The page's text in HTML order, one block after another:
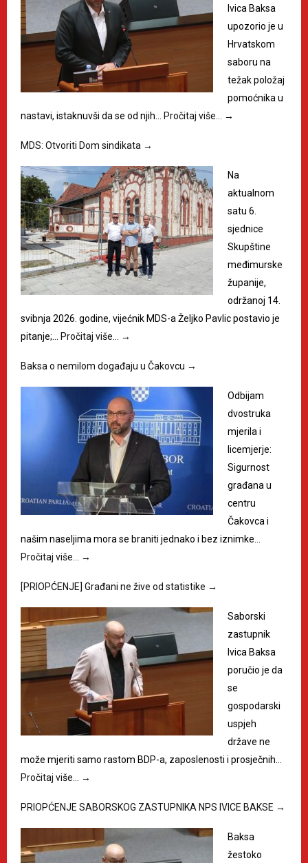
Ivica Baksa
upozorio je u
Hrvatskom
saboru na
težak položaj
pomoćnika u
nastavi, istaknuvši da se od njih…
Pročitaj više… →
MDS: Otvoriti Dom sindikata →
Na
aktualnom
satu 6.
sjednice
Skupštine
međimurske
županije,
održanoj 14.
svibnja 2026. godine, vijećnik MDS-a Željko Pavlic postavio je
pitanje;…
Pročitaj više… →
Baksa o nemilom događaju u Čakovcu →
Odbijam
dvostruka
mjerila i
licemjerje:
Sigurnost
građana u
centru
Čakovca i
našim naseljima mora se braniti jednako i bez iznimke…
Pročitaj više…
→
[PRIOPĆENJE] Građani ne žive od statistike →
Saborski
zastupnik
Ivica Baksa
poručio je da
se
gospodarski
uspjeh
države ne
može mjeriti samo rastom BDP-a, zaposlenosti i prosječnih…
Pročitaj više…
→
PRIOPĆENJE SABORSKOG ZASTUPNIKA NPS IVICE BAKSE →
Baksa
žestoko